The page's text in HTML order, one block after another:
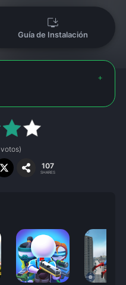
install_desktop
Guía de Instalación
107
SHARES